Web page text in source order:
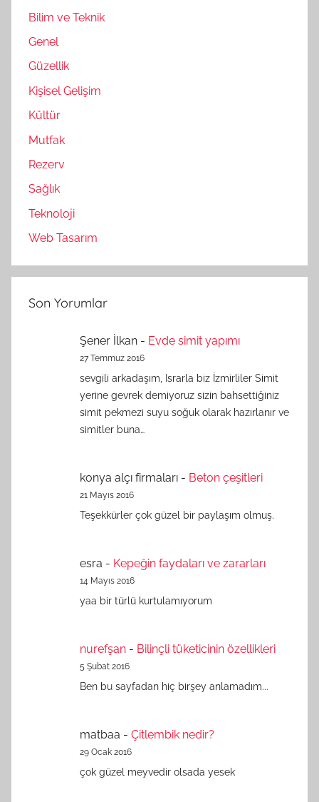
Bilim ve Teknik
Genel
Güzellik
Kişisel Gelişim
Kültür
Mutfak
Rezerv
Sağlık
Teknoloji
Web Tasarım
Son Yorumlar
Şener İlkan - Evde simit yapımı
27 Temmuz 2016
sevgili arkadaşım, Israrla biz İzmirliler Simit
yerine gevrek demiyoruz sizin bahsettiğiniz
simit pekmezi suyu soğuk olarak hazırlanır ve
simitler buna…
konya alçı firmaları - Beton çeşitleri
21 Mayıs 2016
Teşekkürler çok güzel bir paylaşım olmuş.
esra - Kepeğin faydaları ve zararları
14 Mayıs 2016
yaa bir türlü kurtulamıyorum
nurefşan - Bilinçli tüketicinin özellikleri
5 Şubat 2016
Ben bu sayfadan hiç birşey anlamadım...
matbaa - Çitlembik nedir?
29 Ocak 2016
çok güzel meyvedir olsada yesek